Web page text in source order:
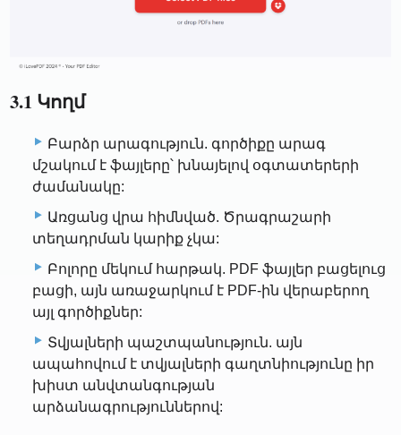
3.1 Կողմ
Բարձր արագություն. գործիքը արագ
մշակում է ֆայլերը՝ խնայելով օգտատերերի
ժամանակը:
Առցանց վրա հիմնված. Ծրագրաշարի
տեղադրման կարիք չկա:
Բոլորը մեկում հարթակ. PDF ֆայլեր բացելուց
բացի, այն առաջարկում է PDF-ին վերաբերող
այլ գործիքներ:
Տվյալների պաշտպանություն. այն
ապահովում է տվյալների գաղտնիությունը իր
խիստ անվտանգության
արձանագրություններով: